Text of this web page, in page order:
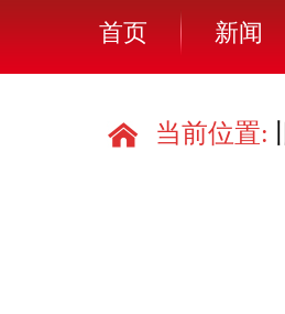
首页 新闻
当前位置: